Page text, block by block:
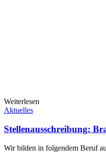
Weiterlesen
Aktuelles
Stellenausschreibung:
Wir bilden in folgendem Beruf